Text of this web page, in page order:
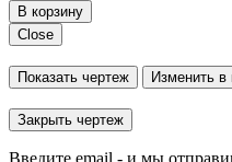
В корзину
Close
Показать чертеж Изменить в
Закрыть чертеж
Введите email - и мы